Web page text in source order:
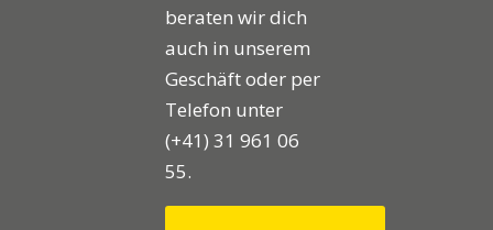
beraten wir dich
auch in unserem
Geschäft oder per
Telefon unter
(+41) 31 961 06
55.